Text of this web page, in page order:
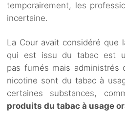
temporairement, les
incertaine.
La Cour avait considéré
qui est issu du tabac est
pas fumés mais
nicotine sont du tabac à
certaines substances,
produits du tabac à usage